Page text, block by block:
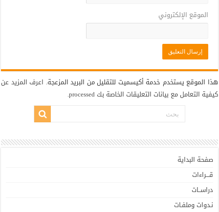
الموقع الإلكتروني
هذا الموقع يستخدم خدمة أكيسميت للتقليل من البريد المزعجة. اعرف المزيد عن
كيفية التعامل مع بيانات التعليقات الخاصة بك processed
.
صفحة البداية
قـــراءات
دراســات
نـدوات وملفـات